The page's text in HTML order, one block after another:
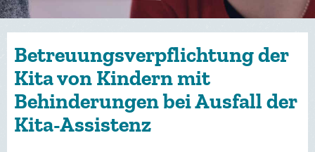
Betreuungsverpflichtung der
Kita von Kindern mit
Behinderungen bei Ausfall der
Kita-Assistenz